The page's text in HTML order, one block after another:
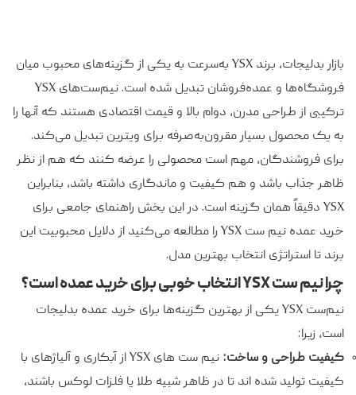
بازار بدلیجات، برند YSX به‌سرعت به یکی از گزینه‌های محبوب میان
فروشگاه‌ها و عمده‌فروشان تبدیل شده است. نیم‌ست‌های YSX
ترکیبی از طراحی مدرن، دوام بالا و قیمت اقتصادی هستند که آنها را
به یک محصول بسیار مقرون‌به‌صرفه برای ویترین تبدیل می‌کند.
برای فروشندگان، مهم است محصولی را عرضه کنند که هم از نظر
ظاهر جذاب باشد و هم کیفیت و ماندگاری داشته باشد، بنابراین
YSX دقیقاً همان گزینه است. در این بخش راهنمای جامعی برای
خرید عمده نیم ست YSX را مطالعه می‌کنید از دلایل محبوبیت این
برند تا استراتژی انتخاب بهترین مدل‌.
چرا نیم ست YSX انتخاب خوبی برای خرید عمده است؟
نیم‌ست YSX یکی از بهترین گزینه‌ها برای خرید عمده بدلیجات
است، زیرا:
کیفیت طراحی و ساخت:
نیم ست های YSX از آبکاری و آلیاژهای با
کیفیت تولید شده اند تا در ظاهر شبیه طلا یا فلزات لوکس باشند،